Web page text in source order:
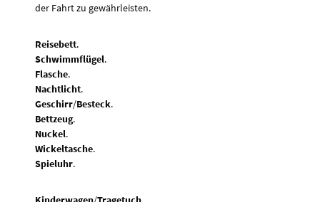
der Fahrt zu gewährleisten.
Reisebett.
Schwimmflügel.
Flasche.
Nachtlicht.
Geschirr/Besteck.
Bettzeug.
Nuckel.
Wickeltasche.
Spieluhr.